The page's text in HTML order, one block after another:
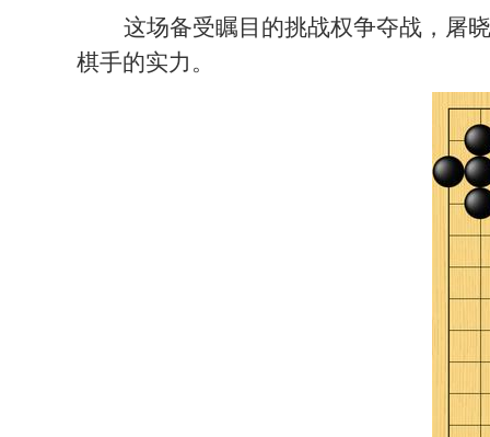
这场备受瞩目的挑战权争夺战，屠
棋手的实力。